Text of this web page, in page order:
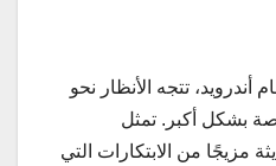
تتجه الأنظار نحو
بشكل أكبر. تمثل
مزيجًا من الابتكارات التي